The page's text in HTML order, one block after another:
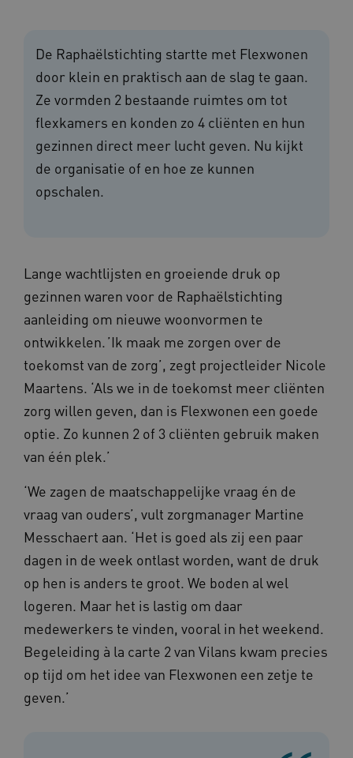
De Raphaëlstichting startte met Flexwonen
door klein en praktisch aan de slag te gaan.
Ze vormden 2 bestaande ruimtes om tot
flexkamers en konden zo 4 cliënten en hun
gezinnen direct meer lucht geven. Nu kijkt
de organisatie of en hoe ze kunnen
opschalen.
Lange wachtlijsten en groeiende druk op
gezinnen waren voor de Raphaëlstichting
aanleiding om nieuwe woonvormen te
ontwikkelen. ’Ik maak me zorgen over de
toekomst van de zorg’, zegt projectleider Nicole
Maartens. ‘Als we in de toekomst meer cliënten
zorg willen geven, dan is Flexwonen een goede
optie. Zo kunnen 2 of 3 cliënten gebruik maken
van één plek.’
‘We zagen de maatschappelijke vraag én de
vraag van ouders’, vult zorgmanager Martine
Messchaert aan. ‘Het is goed als zij een paar
dagen in de week ontlast worden, want de druk
op hen is anders te groot. We boden al wel
logeren. Maar het is lastig om daar
medewerkers te vinden, vooral in het weekend.
Begeleiding à la carte 2 van Vilans kwam precies
op tijd om het idee van Flexwonen een zetje te
geven.’